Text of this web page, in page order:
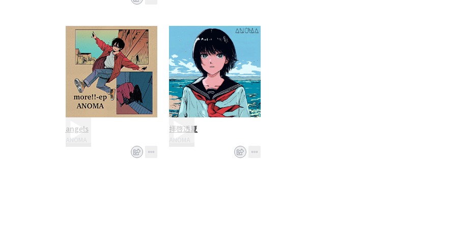
angels
ANOMA
拝啓透夏
ANOMA